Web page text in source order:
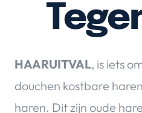
HAARUITVAL, is iets
douchen kostbare
haren. Dit zijn oude